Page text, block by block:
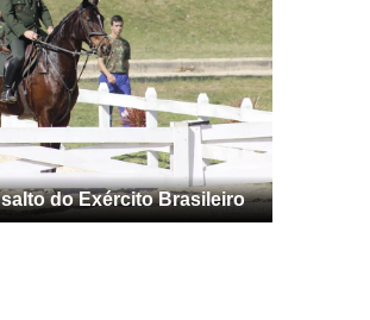
do Exército Brasileiro